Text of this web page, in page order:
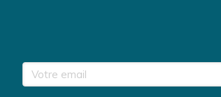
Votre email